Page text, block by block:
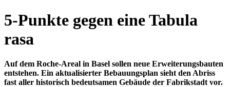
5-Punkte gegen eine Tabula
rasa
Auf dem Roche-Areal in Basel sollen neue Erweiterungsbauten
entstehen. Ein aktualisierter Bebauungsplan sieht den Abriss
fast aller historisch bedeutsamen Gebäude der Fabrikstadt vor.